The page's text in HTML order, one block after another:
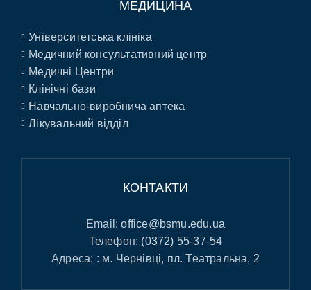
МЕДИЦИНА
Університетська клініка
Медичний консультативний центр
Медичні Центри
Клінічні бази
Навчально-виробнича аптека
Лікувальний відділ
КОНТАКТИ
Email:office@bsmu.edu.ua
Телефон: (0372) 55-37-54
Адреса: : м. Чернівці, пл. Театральна, 2